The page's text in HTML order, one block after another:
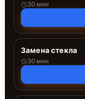
30 мин
Замена стекла
30 мин